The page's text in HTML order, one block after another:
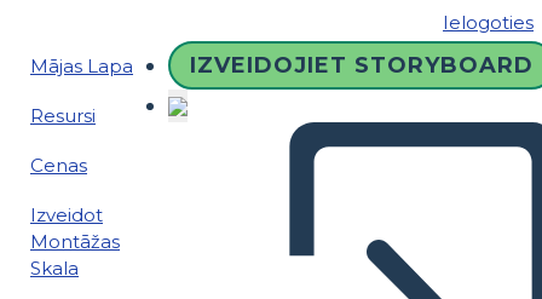
Ielogoties
Mājas Lapa
Resursi
Cenas
Izveidot
Montāžas
Skala
IZVEIDOJIET STORYBOARD